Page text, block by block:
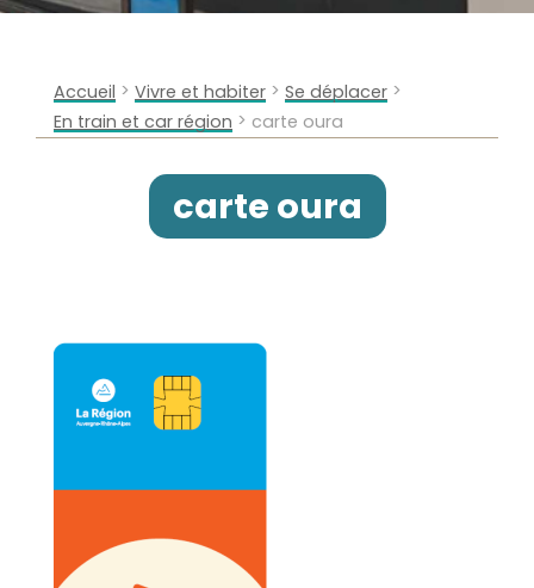
Accueil > Vivre et habiter > Se déplacer >
En train et car région > carte oura
carte oura